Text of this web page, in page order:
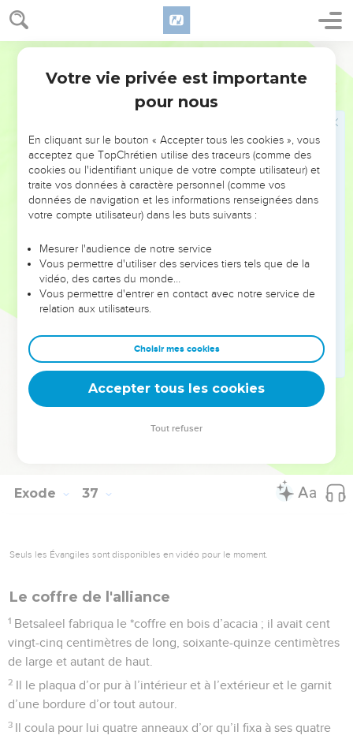
Exode 36
32 cinq traverses pour ceux de l’autre côté, et cinq traverses
pour ceux du fond à l’ouest.
cadres, d’une extrémité à l’autre du tabernacle.
On plaqua ces cadres d’or et l’on fabriqua des anneaux
d’or.
On fit le voile avec des fils de pourpre violette, de pourpre
écarlate, de rouge éclatant et de lin retors où des artisans
brodèrent des *chérubins.
plaqua d’or ; ils étaient munis de crochets d’or et reposaient
sur quatre socles d’argent.
On confectionna un rideau pour l’entrée de la Tente en
pourpre violette, pourpre écarlate, rouge éclatant et lin
On fit, pour le soutenir, cinq piliers et des crochets ; leurs
chapiteaux et leurs tringles furent plaqués d’or et leurs cinq
socles étaient en bronze.
La Bible Du Semeur Copyright © 1992, 1999 by Biblica, Inc.® Used by permission.
Exode 37
Seuls les Évangiles sont disponibles en vidéo pour le moment.
Le coffre de l'alliance
1 Betsaleel fabriqua le *coffre en bois d’acacia ; il avait cent
vingt-cinq centimètres de long, soixante-quinze centimètres
de large et autant de haut.
2 Il le plaqua d’or pur à l’intérieur et à l’extérieur et le garnit
d’une bordure d’or tout autour.
3 Il coula pour lui quatre anneaux d’or qu’il fixa à ses quatre
Votre vie privée est importante
pour nous
En cliquant sur le bouton « Accepter tous les cookies », vous
acceptez que TopChrétien utilise des traceurs (comme des
cookies ou l'identifiant unique de votre compte utilisateur) et
traite vos données à caractère personnel (comme vos
données de navigation et les informations renseignées dans
votre compte utilisateur) dans les buts suivants :
Mesurer l'audience de notre service
Vous permettre d'utiliser des services tiers tels que de la
vidéo, des cartes du monde…
Vous permettre d'entrer en contact avec notre service de
relation aux utilisateurs.
Choisir mes cookies
Accepter tous les cookies
Tout refuser